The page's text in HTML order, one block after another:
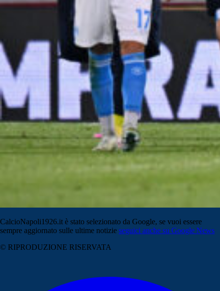
CalcioNapoli1926.it è stato selezionato da Google, se vuoi essere
sempre aggiornato sulle ultime notizie seguici anche su Google News
© RIPRODUZIONE RISERVATA